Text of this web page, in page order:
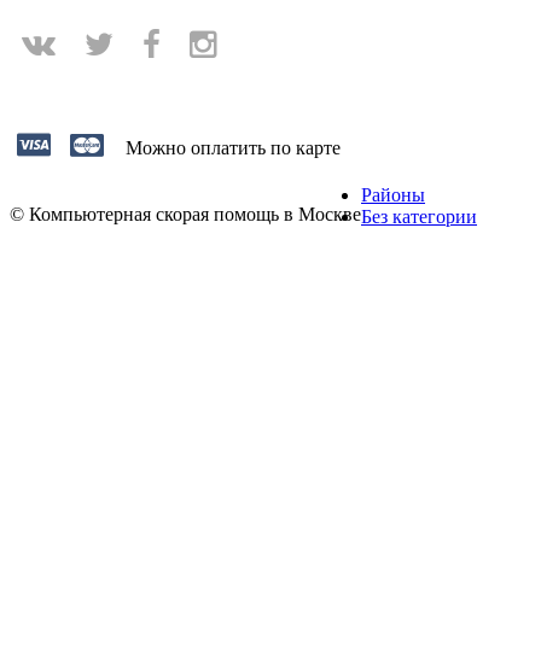
Можно оплатить по карте
© Компьютерная скорая помощь в Москве
Районы
Без категории